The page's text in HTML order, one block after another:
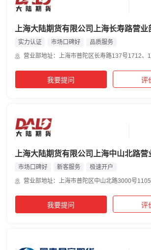
上海大陆期货有限公司上海长寿路营业
实力认证 市场口碑好
品质服务
营业部地址：上海市普陀区长寿路137号1712、
我要提问 评
上海大陆期货有限公司上海中山北路营
市场口碑好 新客服务
极速开户
营业部地址：上海市普陀区中山北路3000号
我要提问 评